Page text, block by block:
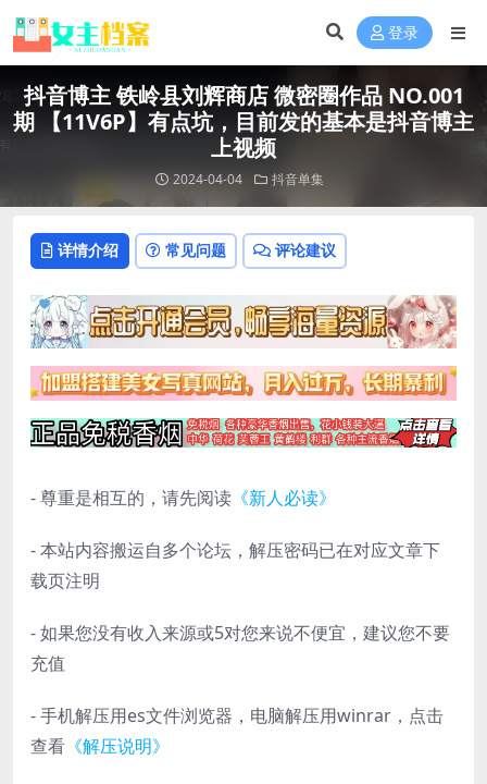
登录
抖音博主 铁岭县刘辉商店 微密圈作品 NO.001
期 【11V6P】有点坑，目前发的基本是抖音博主
上视频
2024-04-04 抖音单集
详情介绍 常见问题 评论建议
- 尊重是相互的，请先阅读 《新人必读》
- 本站内容搬运自多个论坛，解压密码已在对应文章下
载页注明
- 如果您没有收入来源或5对您来说不便宜，建议您不要
充值
- 手机解压用es文件浏览器，电脑解压用winrar，点击
查看 《解压说明》